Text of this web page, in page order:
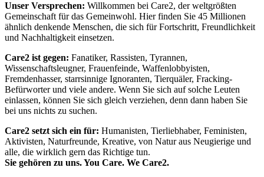
Unser Versprechen: Willkommen bei Care2, der weltgrößten
Gemeinschaft für das Gemeinwohl. Hier finden Sie 45 Millionen
ähnlich denkende Menschen, die sich für Fortschritt, Freundlichkeit
und Nachhaltigkeit einsetzen.
Care2 ist gegen: Fanatiker, Rassisten, Tyrannen,
Wissenschaftsleugner, Frauenfeinde, Waffenlobbyisten,
Fremdenhasser, starrsinnige Ignoranten, Tierquäler, Fracking-
Befürworter und viele andere. Wenn Sie sich auf solche Leuten
einlassen, können Sie sich gleich verziehen, denn dann haben Sie
bei uns nichts zu suchen.
Care2 setzt sich ein für: Humanisten, Tierliebhaber, Feministen,
Aktivisten, Naturfreunde, Kreative, von Natur aus Neugierige und
alle, die wirklich gern das Richtige tun.
Sie gehören zu uns. You Care. We Care2.